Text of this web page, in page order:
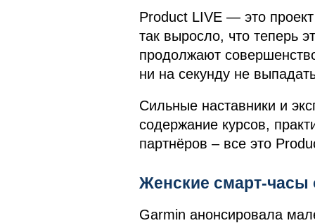
Product LIVE — это
так выросло, что теперь
продолжают
ни на секунду не
Сильные наставники и
содержание курсов,
партнёров – все это
Женские смарт-часы
Garmin анонсировала